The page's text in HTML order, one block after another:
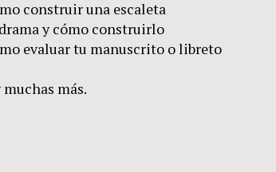
construir una escaleta
y cómo construirlo
evaluar tu manuscrito o libreto
más.